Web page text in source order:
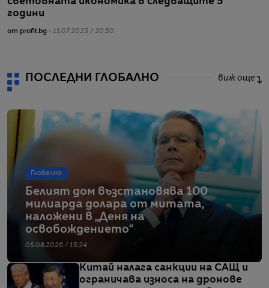
години
от profit.bg - 11.07.2023 / 20:50
ПОСЛЕДНИ ГЛОБАЛНО виж още
Глобално
Белият дом възстановява 100
милиарда долара от митата,
наложени в „Деня на
освобождението“
05.08.2026 / 15:24
Китай налага санкции на САЩ и
ограничава износа на дронове